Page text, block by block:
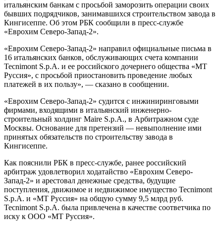
итальянским банкам с просьбой заморозить операции своих
бывших подрядчиков, занимавшихся строительством завода в
Кингисеппе. Об этом РБК сообщили в пресс-службе
«Еврохим Северо-Запад-2».
«Еврохим Северо-Запад-2» направил официальные письма в
16 итальянских банков, обслуживающих счета компании
Tecnimont S.p.A. и ее российского дочернего общества «МТ
Руссия», с просьбой приостановить проведение любых
платежей в их пользу», — сказано в сообщении.
«Еврохим Северо-Запад-2» судится с инжиниринговыми
фирмами, входящими в итальянский инженерно-
строительный холдинг Maire S.p.A., в Арбитражном суде
Москвы. Основание для претензий — невыполнение ими
принятых обязательств по строительству завода в
Кингисеппе.
Как пояснили РБК в пресс-службе, ранее российский
арбитраж удовлетворил ходатайство «Еврохим Северо-
Запад-2» и арестовал денежные средства, будущие
поступления, движимое и недвижимое имущество Tecnimont
S.p.A. и «МТ Руссия» на общую сумму 9,5 млрд руб.
Tecnimont S.p.A. была привлечена в качестве соответчика по
иску к ООО «МТ Руссия».